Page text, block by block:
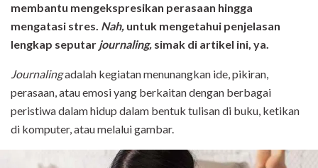
membantu mengekspresikan perasaan hingga
mengatasi stres. Nah, untuk mengetahui penjelasan
lengkap seputar journaling, simak di artikel ini, ya.
Journalingadalah kegiatan menunangkan ide, pikiran,
perasaan, atau emosi yang berkaitan dengan berbagai
peristiwa dalam hidup dalam bentuk tulisan di buku, ketikan
di komputer, atau melalui gambar.